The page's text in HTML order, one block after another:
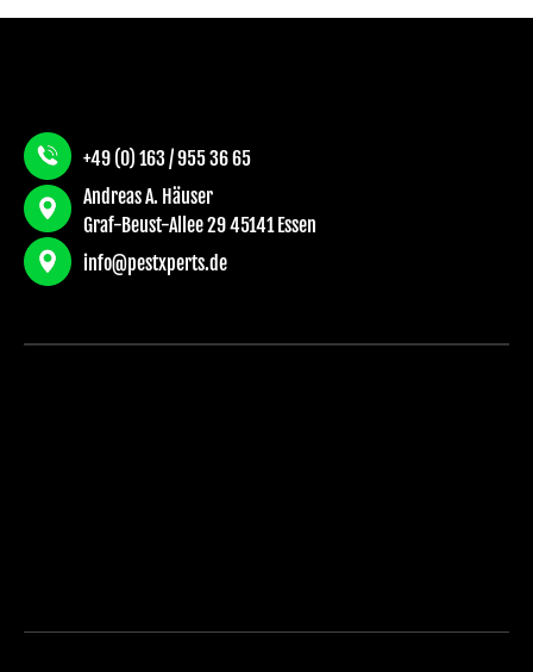
+49 (0) 163 / 955 36 65
Andreas A. Häuser
Graf-Beust-Allee 29 45141 Essen
info@pestxperts.de